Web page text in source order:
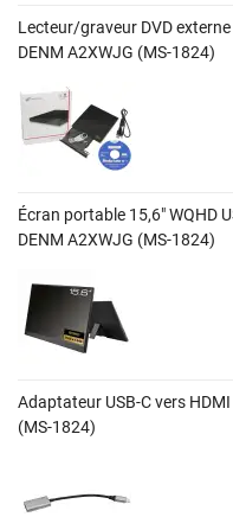
Lecteur/graveur DVD
DENM A2XWJG (MS-1824)
Écran portable 15,6" WQHD
DENM A2XWJG (MS-1824)
Adaptateur USB-C vers
(MS-1824)